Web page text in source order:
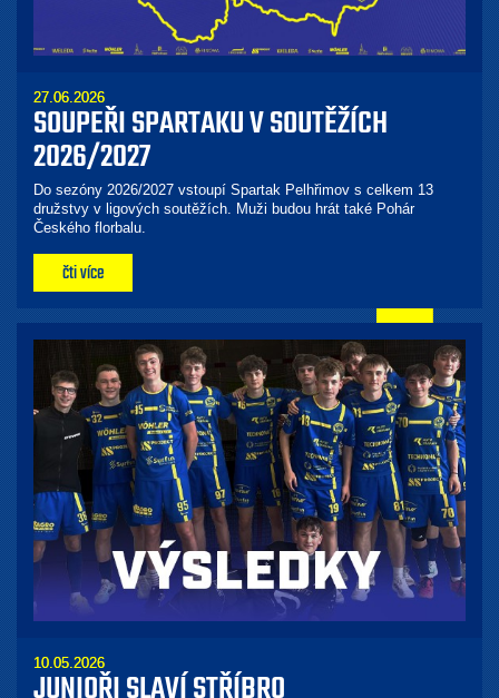
27.06.2026
SOUPEŘI SPARTAKU V SOUTĚŽÍCH
2026/2027
Do sezóny 2026/2027 vstoupí Spartak Pelhřimov s celkem 13
družstvy v ligových soutěžích. Muži budou hrát také Pohár
Českého florbalu.
čti více
10.05.2026